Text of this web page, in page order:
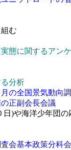
む
に関するアンケ
分析
の全国景気動向
正副会長会議
日)や海洋少年団の
会基本政策分科